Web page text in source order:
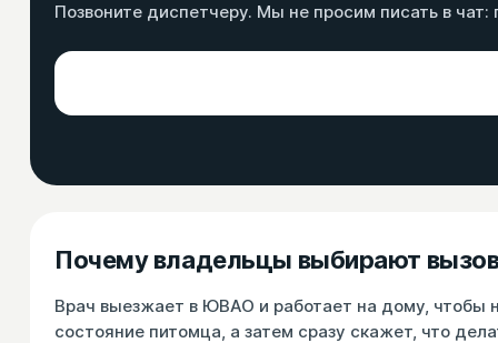
Позвоните диспетчеру. Мы не просим писать в
Почему владельцы выбирают
Врач выезжает в ЮВАО и работает на дому, чтобы
состояние питомца, а затем сразу скажет, что